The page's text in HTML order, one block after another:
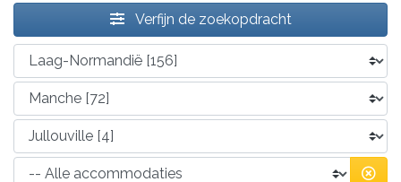
Verfijn de zoekopdracht